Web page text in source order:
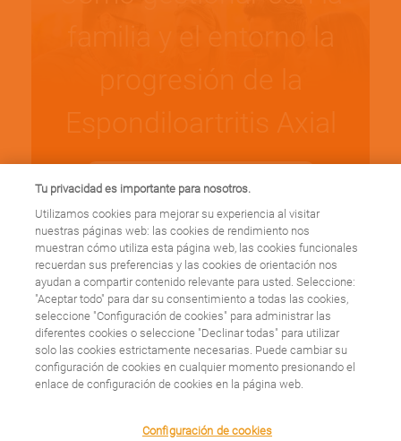
familia y el entorno la
progresión de la
Espondiloartritis Axial
Leer más
El reumatólogo Ronan
Kavanagh responde
algunas preguntas
sobre espondilitis
Tu privacidad es importante para nosotros.
Utilizamos cookies para mejorar su experiencia al visitar
nuestras páginas web: las cookies de rendimiento nos
muestran cómo utiliza esta página web, las cookies funcionales
recuerdan sus preferencias y las cookies de orientación nos
ayudan a compartir contenido relevante para usted. Seleccione:
"Aceptar todo" para dar su consentimiento a todas las cookies,
seleccione "Configuración de cookies" para administrar las
diferentes cookies o seleccione "Declinar todas" para utilizar
solo las cookies estrictamente necesarias. Puede cambiar su
configuración de cookies en cualquier momento presionando el
enlace de configuración de cookies en la página web.
Configuración de cookies
We use cookies on this site to enhance your user